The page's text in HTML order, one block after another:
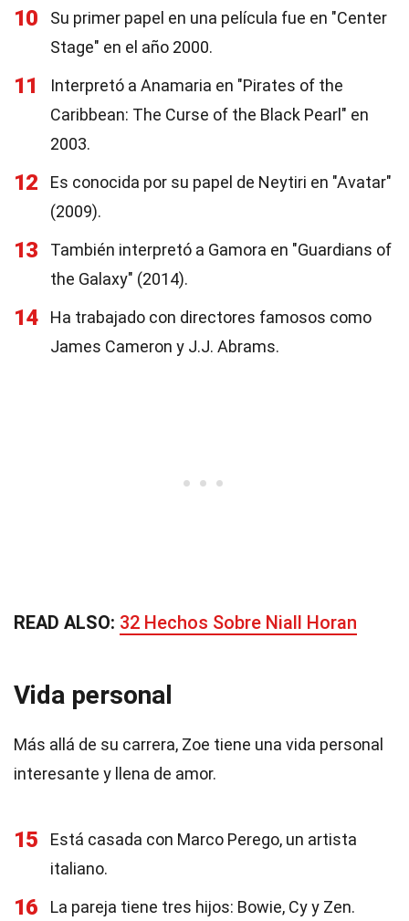
10
Su primer papel en una película fue en "Center
Stage" en el año 2000.
11
Interpretó a Anamaria en "Pirates of the
Caribbean: The Curse of the Black Pearl" en
2003.
12
Es conocida por su papel de Neytiri en "Avatar"
(2009).
13
También interpretó a Gamora en "Guardians of
the Galaxy" (2014).
14
Ha trabajado con directores famosos como
James Cameron y J.J. Abrams.
READ ALSO: 32 Hechos Sobre Niall Horan
Vida personal
Más allá de su carrera, Zoe tiene una vida personal
interesante y llena de amor.
15
Está casada con Marco Perego, un artista
italiano.
16 La pareja tiene tres hijos: Bowie, Cy y Zen.